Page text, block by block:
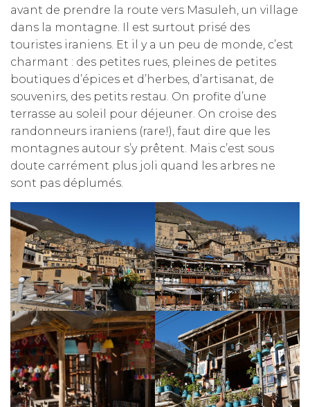
avant de prendre la route vers Masuleh, un village
dans la montagne. Il est surtout prisé des
touristes iraniens. Et il y a un peu de monde, c’est
charmant : des petites rues, pleines de petites
boutiques d’épices et d’herbes, d’artisanat, de
souvenirs, des petits restau. On profite d’une
terrasse au soleil pour déjeuner. On croise des
randonneurs iraniens (rare!), faut dire que les
montagnes autour s’y prêtent. Mais c’est sous
doute carrément plus joli quand les arbres ne
sont pas déplumés.